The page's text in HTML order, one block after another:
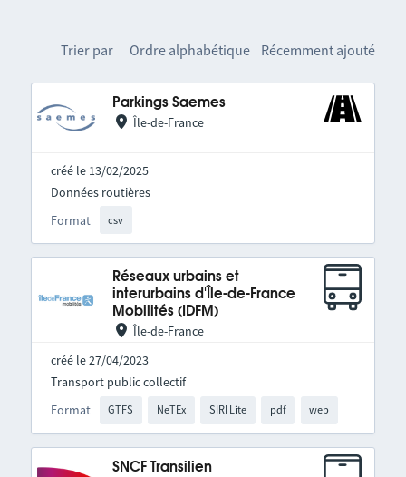
Trier par Ordre alphabétique Récemment ajouté
Parkings Saemes
Île-de-France
créé le 13/02/2025
Format csv
Données routières
Réseaux urbains et
interurbains d'Île-de-France
Mobilités (IDFM)
Île-de-France
créé le 27/04/2023
Format GTFS NeTEx SIRI Lite pdf web
Transport public collectif
SNCF Transilien